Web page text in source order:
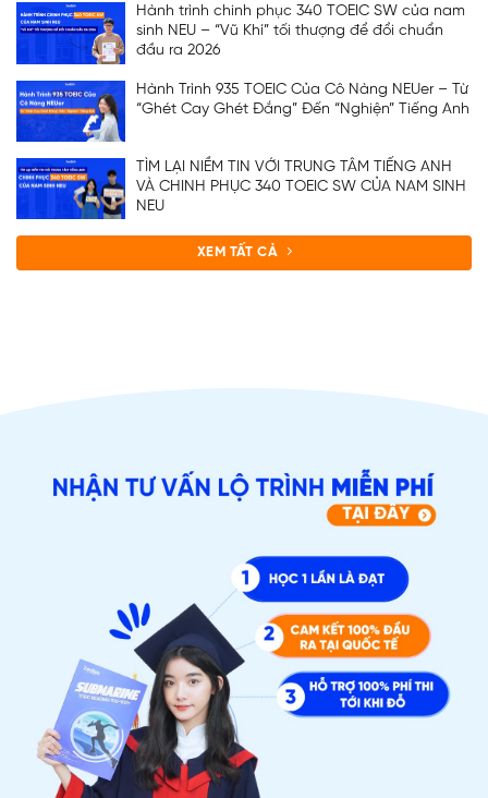
Hành trình chinh phục 340 TOEIC SW của nam
sinh NEU – “Vũ Khí” tối thượng để đổi chuẩn
đầu ra 2026
Hành Trình 935 TOEIC Của Cô Nàng NEUer – Từ
“Ghét Cay Ghét Đắng” Đến “Nghiện” Tiếng Anh
TÌM LẠI NIỀM TIN VỚI TRUNG TÂM TIẾNG ANH
VÀ CHINH PHỤC 340 TOEIC SW CỦA NAM SINH
NEU
XEM TẤT CẢ